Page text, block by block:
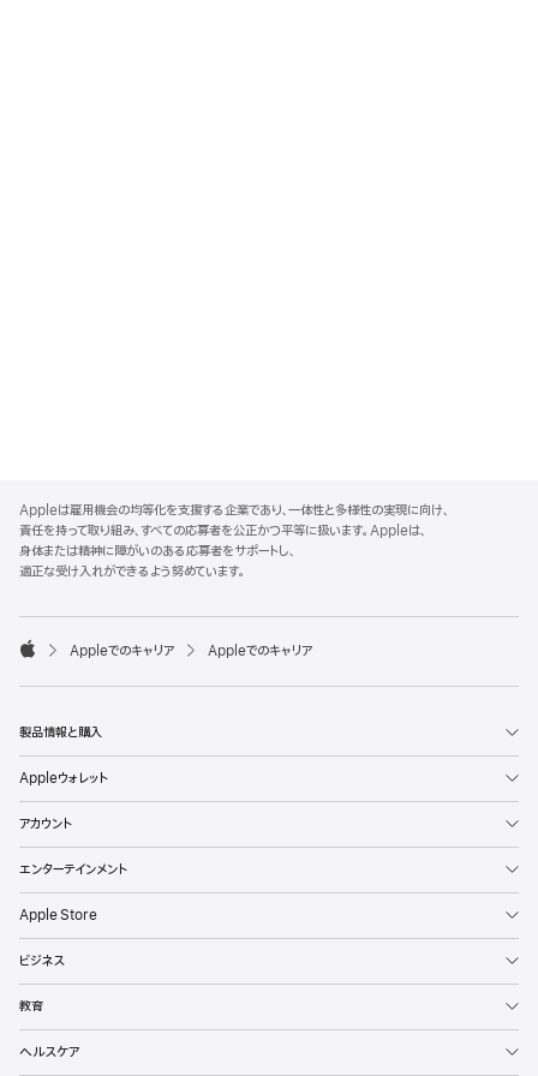
p
p
l
e
o
t
Appleは雇用機会の均等化を支援する企業であり、一体性と多様性の実現に向け、
責任を持って取り組み、すべての応募者を公正かつ平等に扱います。Appleは、
身体または精神に障がいのある応募者をサポートし、
適正な受け入れができるよう努めています。

p
l
Appleでのキャリア Appleでのキャリア
製品情報と購入
Appleウォレット
アカウント
エンターテインメント
Apple Store
ビジネス
教育
ヘルスケア